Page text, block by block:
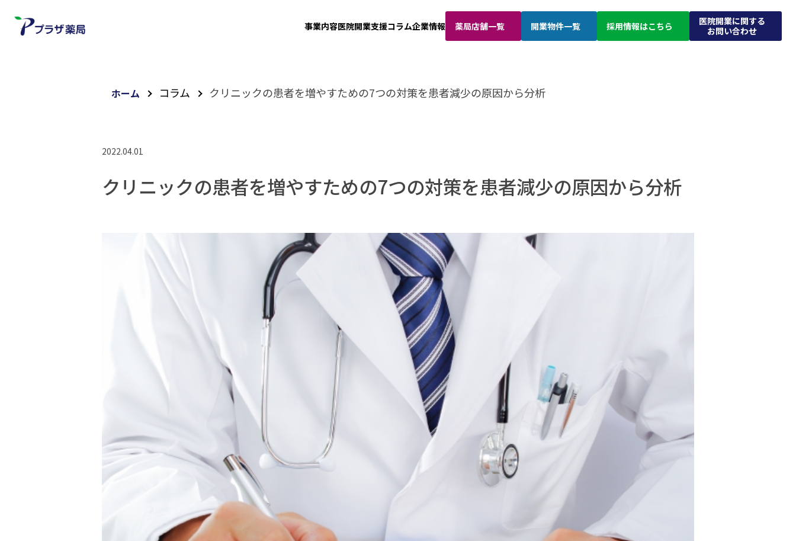
事業内容医院開業支援コラム企業情報 薬局店舗一覧 開業物件一覧 採用情報はこちら
医院開業に関する
お問い合わせ
ホーム コラム クリニックの患者を増やすための7つの対策を患者減少の原因から分析
2022.04.01
クリニックの患者を増やすための7つの対策を患者減少の原因から分析